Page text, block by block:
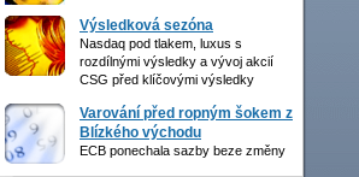
Výsledková sezóna
Nasdaq pod tlakem, luxus s
rozdílnými výsledky a vývoj akcií
CSG před klíčovými výsledky
Varování před ropným šokem z
Blízkého východu
ECB ponechala sazby beze změny